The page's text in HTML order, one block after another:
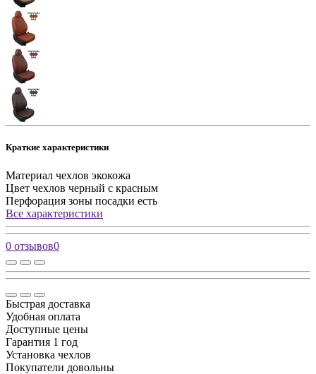
Краткие характеристики
Материал чехлов экокожа
Цвет чехлов черный с красным
Перфорация зоны посадки есть
Все характеристики
0 отзывов0
Быстрая доставка
Удобная оплата
Доступные цены
Гарантия 1 год
Установка чехлов
Покупатели довольны